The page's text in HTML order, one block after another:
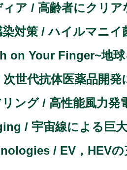
ア / 高齢者にクリ
対策 / ハイルマニイ
on Your Finger~地
世代抗体医薬品開
ング / 高性能風力発
/ 宇宙線による巨
/ EV，HEVの